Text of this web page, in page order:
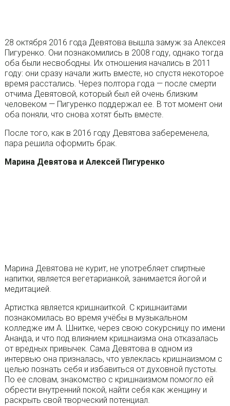
28 октября 2016 года Девятова вышла замуж за Алексея
Пигуренко. Они познакомились в 2008 году, однако тогда
оба были несвободны. Их отношения начались в 2011
году: они сразу начали жить вместе, но спустя некоторое
время расстались. Через полтора года — после смерти
отчима Девятовой, который был ей очень близким
человеком — Пигуренко поддержал ее. В тот момент они
оба поняли, что снова хотят быть вместе.
После того, как в 2016 году Девятова забеременела,
пара решила оформить брак.
Марина Девятова и Алексей Пигуренко
Марина Девятова не курит, не употребляет спиртные
напитки, является вегетарианкой, занимается йогой и
медитацией.
Артистка является кришнаиткой. С кришнаитами
познакомилась во время учёбы в музыкальном
колледже им А. Шнитке, через свою сокурсницу по имени
Ананда, и что под влиянием кришнаизма она отказалась
от вредных привычек. Сама Девятова в одном из
интервью она призналась, что увлеклась кришнаизмом с
целью познать себя и избавиться от духовной пустоты.
По ее словам, знакомство с кришнаизмом помогло ей
обрести внутренний покой, найти себя как женщину и
раскрыть свой творческий потенциал.